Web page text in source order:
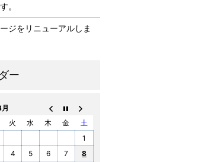
。
ジをリニューアルしま
火 水 木 金
土
1
4 5 6 7
8